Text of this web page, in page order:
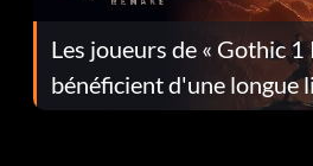
Les joueurs de « Gothic 1
bénéficient d'une longue
corrections dans la mise